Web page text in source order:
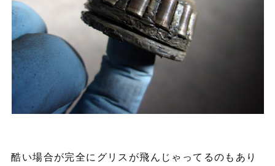
酷い場合が完全にグリスが飛んじゃってるのもあり